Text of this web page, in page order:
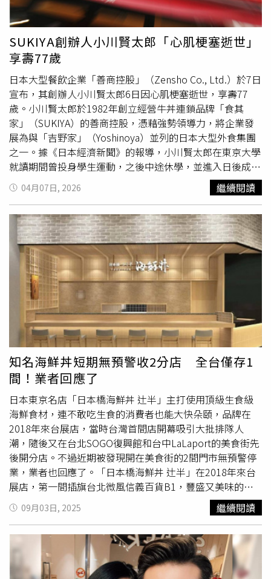
拌：水餃沾醬、涼拌蔬菜透過不同料理場景的應用，讓單一
產品延伸出多元使用可能，降低調味門檻，也讓家庭料理更
容易呈現穩定風味。
正面影響。第一是「延緩胃排空」，讓後續進入的碳水化合
物能分批、緩慢地被小腸吸收；第二則是「刺激GLP-1分
泌」，蛋白質能促進腸道分泌這種血糖調節荷爾蒙，除了減
緩葡萄糖吸收，更能提升胰島素敏感度，讓身體更從容地應
對葡萄糖衝擊。因此李醫師建議民眾應採取「蔬菜、蛋白
質、澱粉」的黃金順序，用餐時先吃一大口青菜，接著攝取
魚、肉、蛋或豆腐等蛋白質，最後才食用白飯、麵條等碳水
化合物。若遇到丼飯或炒飯等混合型餐點，李醫師建議可先
將上層的配菜與蛋白質吃完，最後再吃底下的米飯。李醫師
認為這種方法具備「零門檻、高執行力」的優勢，因為有不
少民眾對於精算熱量或嚴格節食感到壓力，但調整進食順序
不需要改變食物內容，也不必購買昂貴的保健食品；對於執
行力較低的族群而言，只要改變「筷子伸向盤子的先後順
序」，就能在不增加經濟負擔的前提下，有效減輕長期的代
謝壓力，對於預防與管理代謝疾病具有高度價值。除此之
外，這套「進食順序法」並非糖尿病患者的專利，李醫師表
示，多項研究指出，此法對於健康年輕女性及妊娠糖尿病患
者同樣具有穩定血糖的效果。
SUKIYA創辦人小川賢太郎「心肌梗塞逝世」
享壽77歲
日本大型餐飲企業「善商控股」（Zensho Co., Ltd.）於7日
宣布，其創辦人小川賢太郎6日因心肌梗塞逝世，享壽77
歲。小川賢太郎於1982年創立經營牛丼連鎖品牌「食其
家」（SUKIYA）的善商控股，憑藉強勢領導力，將企業發
展為與「吉野家」（Yoshinoya）並列的日本大型外食集團
之一。據《日本經濟新聞》的報導，小川賢太郎在東京大學
就讀期間曾投身學生運動，之後中途休學，並進入日後成為
競爭對手的吉野家任職。1980年吉野家陷入經營危機後，
他於1982年創立了日後發展為食其家的便當店。隨著食其
家經營步入正軌，小川賢太郎以積極推動併購（M&A）為核
心策略，實現事業多角化，打造出大型餐飲連鎖體系。他陸
續將家庭餐廳「COCO'S」以及丼飯與烏龍麵品牌「なか
卯」（NAKAU Co., LTD.）納入旗下，並於2002年創立迴轉
壽司品牌「濱壽司」。2023年，他進一步收購「儂特利」
股份，正式進軍速食事業。在截至2025年3月的會計年度
中，善商控股合併營收首次突破1兆日圓大關，成為日本外
食產業史上首家達成此規模的企業。2025年，小川賢太郎
將社長職務交棒給次子小川洋平，自己則轉任會長。
04月07日, 2026 繼續閱讀
知名海鮮丼短期無預警收2分店 全台僅存1
間！業者回應了
日本東京名店「日本橋海鮮丼 辻半」主打使用頂級生食級
海鮮食材，連不敢吃生食的消費者也能大快朵頤，品牌在
2018年來台展店，當時台灣首間店開幕吸引大批排隊人
潮，隨後又在台北SOGO復興館和台中LaLaport的美食街先
後開分店。不過近期被發現開在美食街的2間門市無預警停
業，業者也回應了。「日本橋海鮮丼 辻半」在2018年來台
展店，第一間插旗台北微風信義百貨B1，豐盛又美味的海
鮮丼也有「珠寶盒海鮮丼」美名；店內招牌
丼飯上頭堆疊超
過8種新鮮海鮮，像是魚卵阿根廷天使紅蝦、鯡魚卵、黑海
松貝、魷魚、鮪魚、碎中鮪與螺肉等等，每碗售價自599元
起。 在 Instagram 查看這則貼文 從 Instagram 分享的貼文
而菜單中最頂級的「特上珠寶盒」每碗則售價1499元，不
只份量大，還多了蟹肉、海膽與更多魚卵，而這系列海鮮丼
09月03日, 2025 繼續閱讀